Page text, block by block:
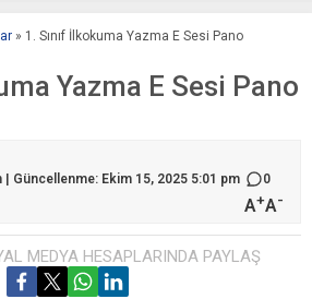
» 1. Sınıf İlkokuma Yazma E Sesi Pano
Yazma E Sesi Pano
| Güncellenme: Ekim 15, 2025 5:01 pm
0
A+A-
MEDYA HESAPLARINDA PAYLAŞ